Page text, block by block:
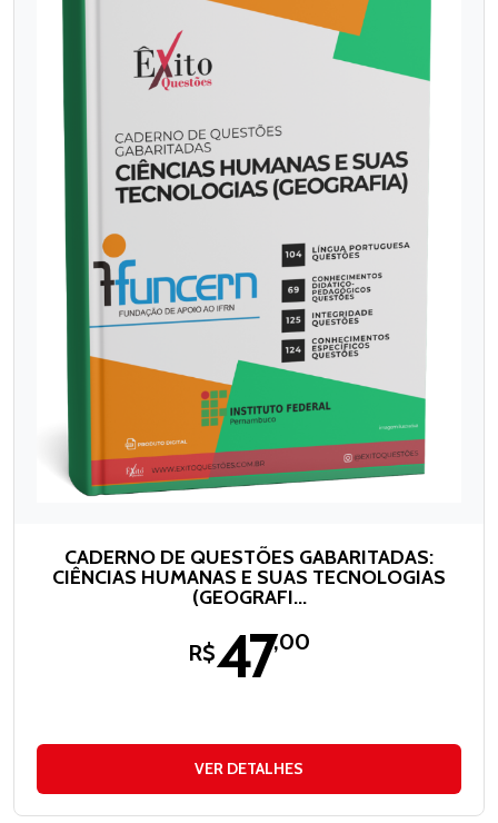
CADERNO DE QUESTÕES GABARITADAS:
CIÊNCIAS HUMANAS E SUAS TECNOLOGIAS
(GEOGRAFI...
R$47,00
VER DETALHES